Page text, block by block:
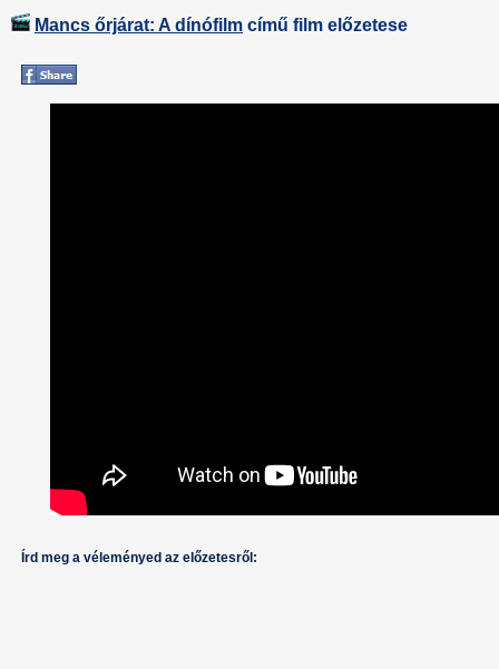
Mancs őrjárat: A dínófilm című film előzetese
Írd meg a véleményed az előzetesről: